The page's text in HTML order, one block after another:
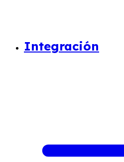
Integración